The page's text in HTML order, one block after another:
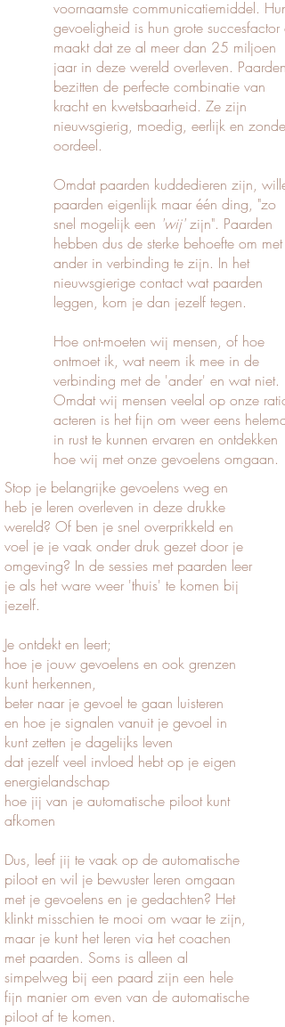
voornaamste communicatiemiddel. Hun
gevoeligheid is hun grote succesfactor
maakt dat ze al meer dan 25 miljoen
jaar in deze wereld overleven. Paarden
bezitten de perfecte combinatie van
kracht en kwetsbaarheid. Ze zijn
nieuwsgierig, moedig, eerlijk en zonder
oordeel.
Omdat paarden kuddedieren zijn, willen
paarden eigenlijk maar één ding, "zo
snel mogelijk een 'wij'zijn". Paarden
hebben dus de sterke behoefte om met
ander in verbinding te zijn. In het
nieuwsgierige contact wat paarden
leggen, kom je dan jezelf tegen.
Hoe ont-moeten wij mensen, of hoe
ontmoet ik, wat neem ik mee in de
verbinding met de 'ander' en wat niet.
Omdat wij mensen veelal op onze ratio
acteren is het fijn om weer eens
in rust te kunnen ervaren en ontdekken
hoe wij met onze gevoelens omgaan.
Stop je belangrijke gevoelens weg en
heb je leren overleven in deze drukke
wereld? Of ben je snel overprikkeld en
voel je je vaak onder druk gezet door je
omgeving? In de sessies met paarden leer
je als het ware weer 'thuis' te komen bij
jezelf.
Je ontdekt en leert;
hoe je jouw gevoelens en ook grenzen
kunt herkennen,
beter naar je gevoel te gaan luisteren
en hoe je signalen vanuit je gevoel in
kunt zetten je dagelijks leven
dat jezelf veel invloed hebt op je eigen
energielandschap
hoe jij van je automatische piloot kunt
afkomen
Dus, leef jij te vaak op de automatische
piloot en wil je bewuster leren omgaan
met je gevoelens en je gedachten? Het
klinkt misschien te mooi om waar te zijn,
maar je kunt het leren via het coachen
met paarden. Soms is alleen al
simpelweg bij een paard zijn een hele
fijn manier om even van de automatische
piloot af te komen.